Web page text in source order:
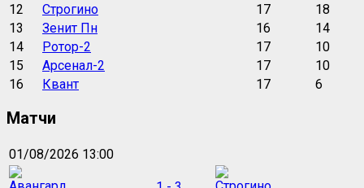
12
Строгино 17
18
13
Зенит Пн 16
14
14
Ротор-2 17
10
15
Арсенал-2 17
10
16
Квант 17 6
Матчи
01/08/2026 13:00